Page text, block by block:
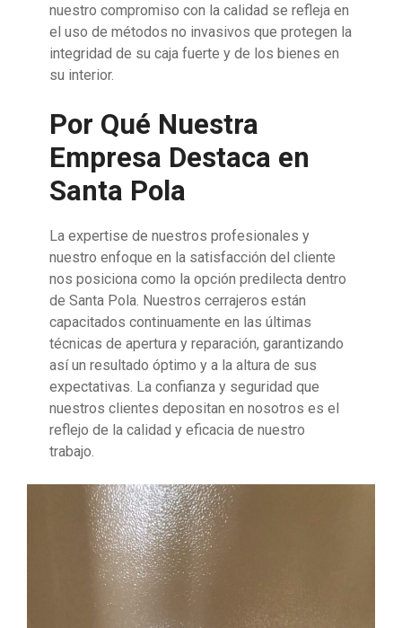
nuestro compromiso con la calidad se refleja en
el uso de métodos no invasivos que protegen la
integridad de su caja fuerte y de los bienes en
su interior.
Por Qué Nuestra
Empresa Destaca en
Santa Pola
La expertise de nuestros profesionales y
nuestro enfoque en la satisfacción del cliente
nos posiciona como la opción predilecta dentro
de Santa Pola. Nuestros cerrajeros están
capacitados continuamente en las últimas
técnicas de apertura y reparación, garantizando
así un resultado óptimo y a la altura de sus
expectativas. La confianza y seguridad que
nuestros clientes depositan en nosotros es el
reflejo de la calidad y eficacia de nuestro
trabajo.